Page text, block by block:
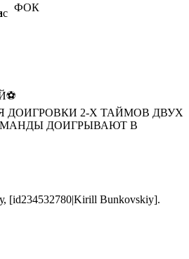
ФОК
ДОИГРОВКИ 2-Х ТАЙМОВ ДВУХ
ДОИГРЫВАЮТ В
[id234532780|Kirill Bunkovskiy].